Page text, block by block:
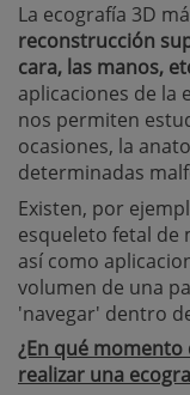
La ecografía 3D
reconstrucción
cara, las manos,
aplicaciones de la
nos permiten
ocasiones, la
determinadas
Existen, por
esqueleto fetal de
así como
volumen de una
'navegar' dentro
¿En qué momento
realizar una